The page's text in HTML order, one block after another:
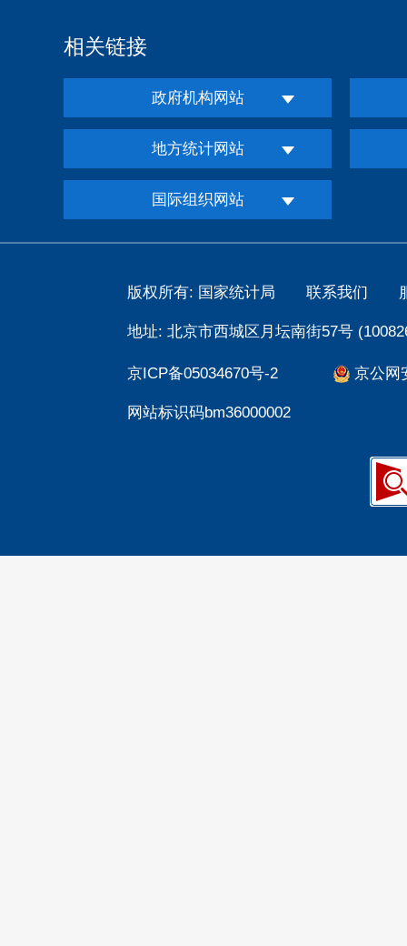
相关链接
政府机构网站
地方统计网站
国际组织网站
版权所有: 国家统计局 联系我们
地址: 北京市西城区月坛南街57号
京ICP备05034670号-2 京公网
网站标识码bm36000002